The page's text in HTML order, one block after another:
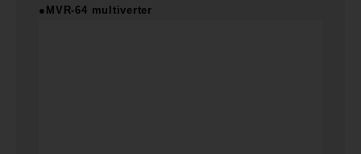
●MVR-64 multiverter